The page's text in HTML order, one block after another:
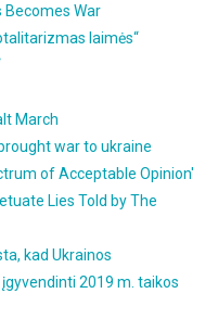
Becomes War
laimės“
March
war to ukraine
of Acceptable Opinion'
Lies Told by The
kad Ukrainos
2019 m. taikos